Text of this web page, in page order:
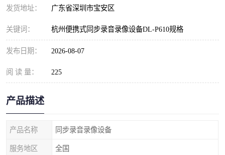
发货地址： 广东省深圳市宝安区
关键词： 杭州便携式同步录音录像设备DL-P610规格
发布日期： 2026-08-07
阅 读 量： 225
产品描述
产品名称 同步录音录像设备
服务地区 全国